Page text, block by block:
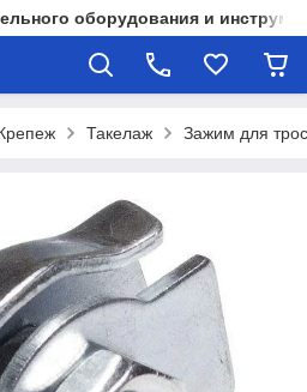
оборудования и
Такелаж Зажим для